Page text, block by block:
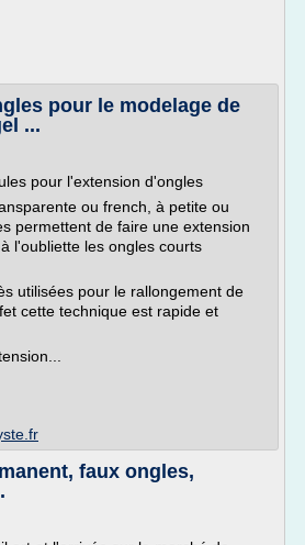
pour le modelage de
...
pour l'extension d'ongles
ou french, à petite ou
permettent de faire une extension
l'oubliette les ongles courts
utilisées pour le rallongement de
cette technique est rapide et
faux ongles,